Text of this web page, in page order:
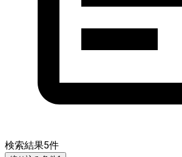
検索結果5件